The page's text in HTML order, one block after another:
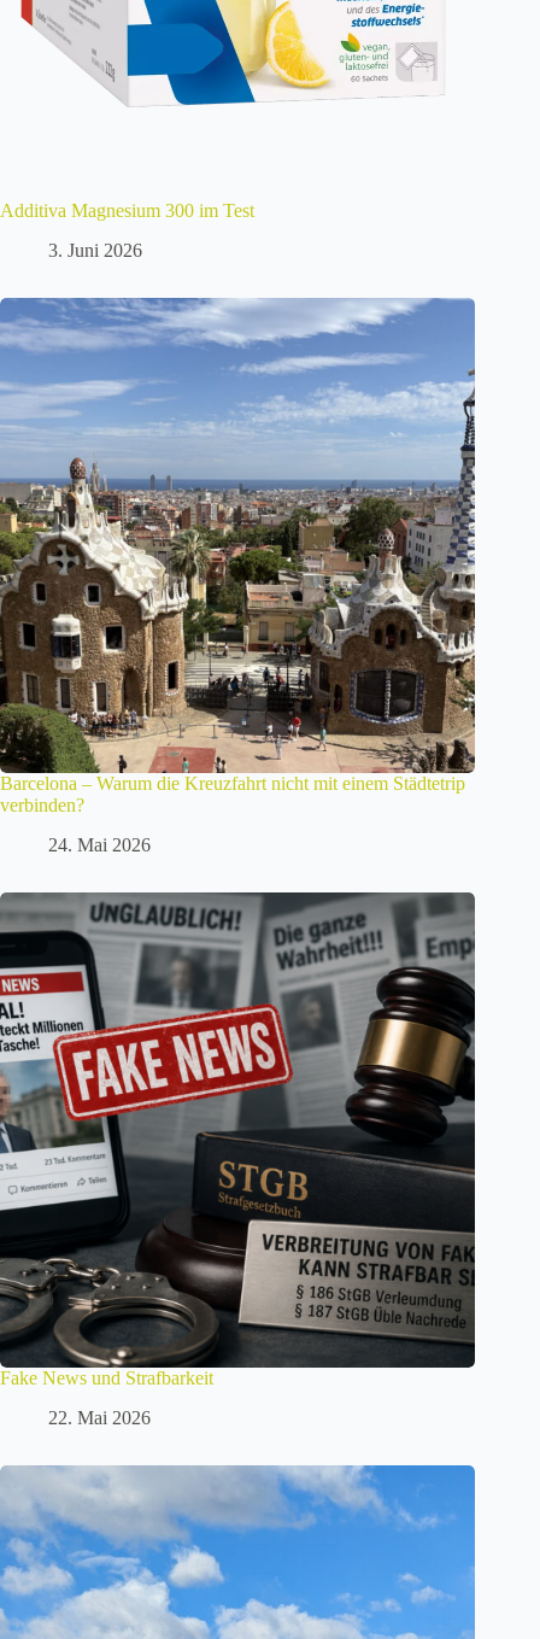
Additiva Magnesium 300 im Test
3. Juni 2026
Barcelona – Warum die Kreuzfahrt nicht mit einem Städtetrip
verbinden?
24. Mai 2026
Fake News und Strafbarkeit
22. Mai 2026